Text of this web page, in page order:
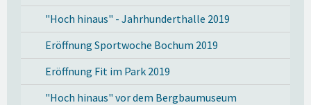
"Hoch hinaus" - Jahrhunderthalle 2019
Eröffnung Sportwoche Bochum 2019
Eröffnung Fit im Park 2019
"Hoch hinaus" vor dem Bergbaumuseum